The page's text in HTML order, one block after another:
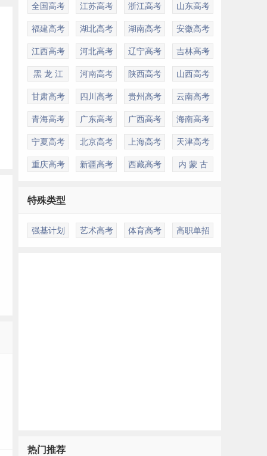
全国高考 江苏高考 浙江高考 山东高考
福建高考 湖北高考 湖南高考 安徽高考
江西高考 河北高考 辽宁高考 吉林高考
黑 龙 江 河南高考 陕西高考 山西高考
甘肃高考 四川高考 贵州高考 云南高考
青海高考 广东高考 广西高考 海南高考
宁夏高考 北京高考 上海高考 天津高考
重庆高考 新疆高考 西藏高考 内 蒙 古
特殊类型
强基计划 艺术高考 体育高考 高职单招
热门推荐